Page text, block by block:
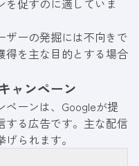
促すのに適していま
ザーの発掘には不向きで
得を主な目的とする場合
ャンペーン
ペーンは、Googleが提
する広告です。主な配信
られます。